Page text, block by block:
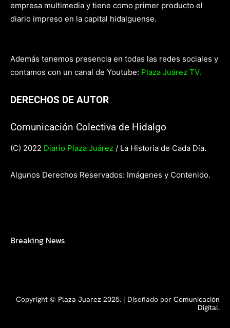
empresa multimedia y tiene como primer producto el
diario impreso en la capital hidalguense.
Además tenemos presencia en todas las redes sociales y
contamos con un canal de Youtube: Plaza Juárez TV.
DERECHOS DE AUTOR
Comunicación Colectiva de Hidalgo
(C) 2022 Diario Plaza Juárez / La Historia de Cada Día.
Algunos Derechos Reservados: Imágenes y Contenido.
Breaking News
Copyright © Plaza Juarez 2025. | Diseñado por Comunicación
Digital.